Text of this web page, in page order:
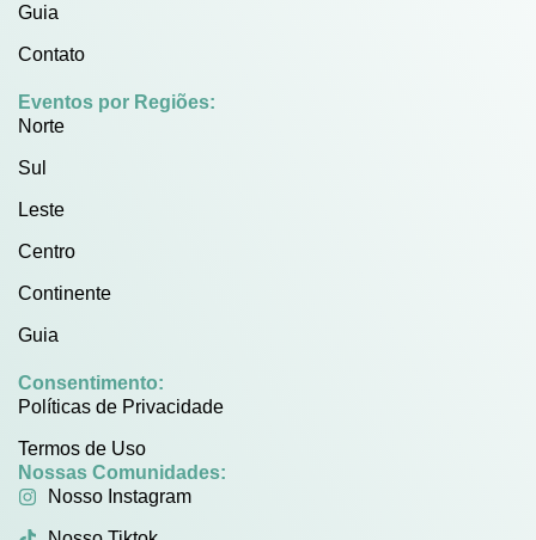
Guia
Contato
Eventos por Regiões:
Norte
Sul
Leste
Centro
Continente
Guia
Consentimento:
Políticas de Privacidade
Termos de Uso
Nossas Comunidades:
Nosso Instagram